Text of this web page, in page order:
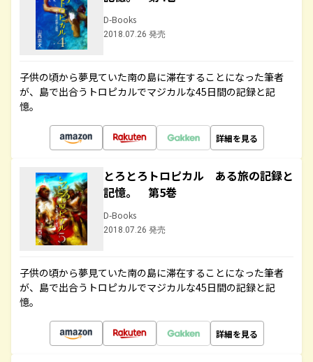
D-Books
2018.07.26 発売
子供の頃から夢見ていた南の島に滞在することになった筆者
が、島で出合うトロピカルでマジカルな45日間の記録と記
憶。
詳細を見る
とろとろトロピカル ある旅の記録と
記憶。 第5巻
D-Books
2018.07.26 発売
子供の頃から夢見ていた南の島に滞在することになった筆者
が、島で出合うトロピカルでマジカルな45日間の記録と記
憶。
詳細を見る